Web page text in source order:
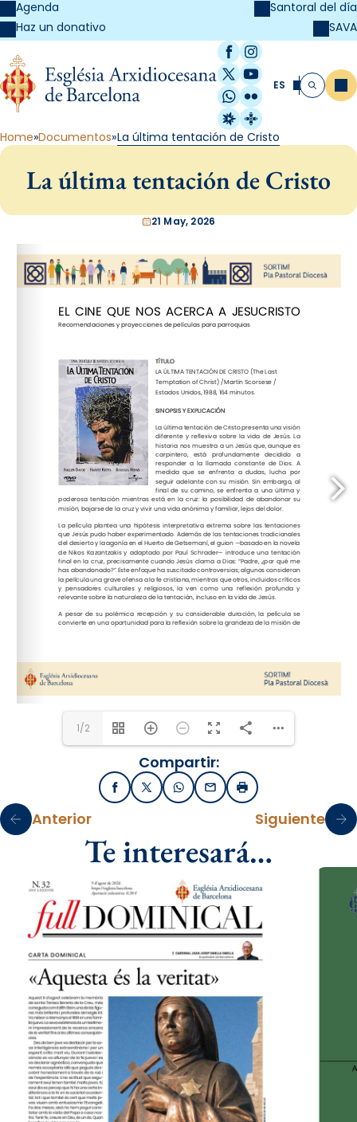
Agenda
Haz un donativo
Santoral del día
SAVA
Facebook
Instagram
X / Twitter
YouTube
WhatsApp
Flickr
Radio Estel
Catalunya
ES Buscar
Home Documentos La última tentación de Cristo
La última tentación de Cristo
21 May, 2026
1/2
Compartir:
FacebookX / TwitterWhatsApp
EmailImprimir
Anterior Siguiente
Te interesará…